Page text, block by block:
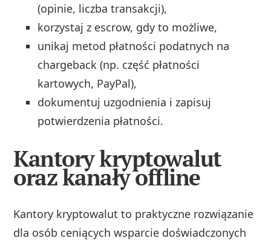
(opinie, liczba transakcji),
korzystaj z escrow, gdy to możliwe,
unikaj metod płatności podatnych na
chargeback (np. część płatności
kartowych, PayPal),
dokumentuj uzgodnienia i zapisuj
potwierdzenia płatności.
Kantory kryptowalut
oraz kanały offline
Kantory kryptowalut to praktyczne rozwiązanie
dla osób ceniących wsparcie doświadczonych